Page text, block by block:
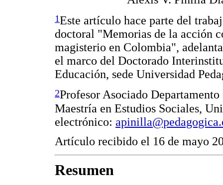
1Este artículo hace parte del
doctoral "Memorias de la acción
magisterio en Colombia",
el marco del Doctorado
Educación, sede Universidad
2Profesor Asociado
Maestría en Estudios Sociales,
electrónico:
Artículo recibido el 16 de mayo
Resumen